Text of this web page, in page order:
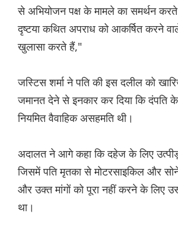
से अभियोजन पक्ष के मामले का समर्थन
दृष्टया कथित अपराध को आकर्षित करने
खुलासा करते हैं,"
जस्टिस शर्मा ने पति की इस दलील को
जमानत देने से इनकार कर दिया कि दंपति
नियमित वैवाहिक असहमति थी।
अदालत ने आगे कहा कि दहेज के लिए
जिसमें पति मृतका से मोटरसाइकिल और
और उक्त मांगों को पूरा नहीं करने के लिए
था।